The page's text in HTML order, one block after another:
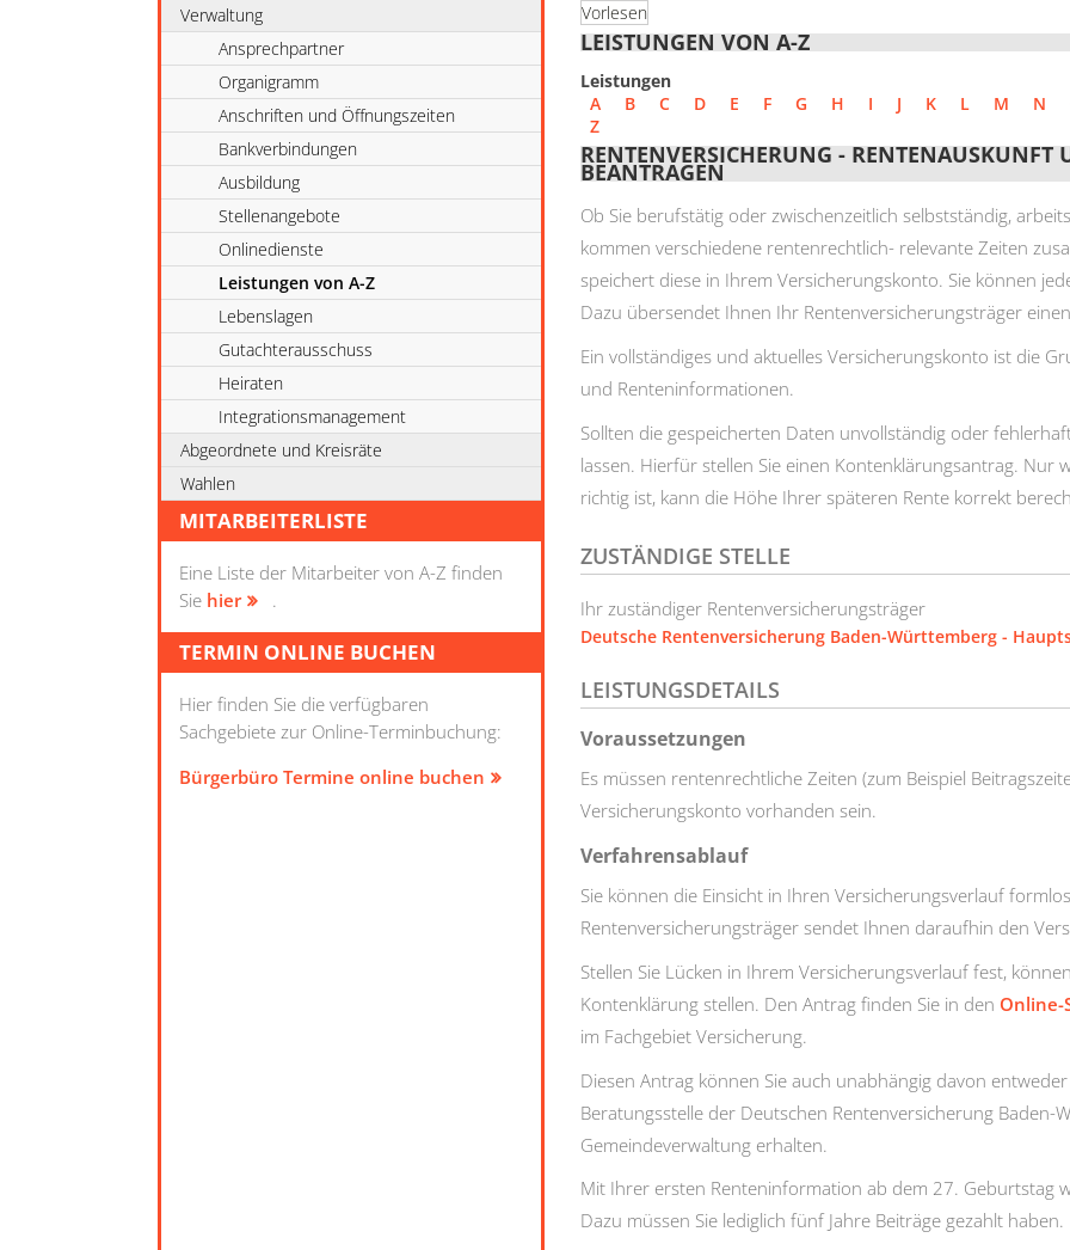
Verwaltung
Ansprechpartner
Organigramm
Anschriften und Öffnungszeiten
Bankverbindungen
Ausbildung
Stellenangebote
Onlinedienste
Leistungen von A-Z
Lebenslagen
Gutachterausschuss
Heiraten
Integrationsmanagement
Abgeordnete und Kreisräte
Wahlen
MITARBEITERLISTE
Eine Liste der Mitarbeiter von A-Z finden
Sie hier .
TERMIN ONLINE BUCHEN
Hier finden Sie die verfügbaren
Sachgebiete zur Online-Terminbuchung:
Bürgerbüro Termine online buchen
Vorlesen
LEISTUNGEN VON A-Z
Leistungen
A
B C D E F G H I J K L M N
Z
RENTENVERSICHERUNG - RENTENAUSKUNFT
BEANTRAGEN
Ob Sie berufstätig oder zwischenzeitlich selbstständig,
kommen verschiedene rentenrechtlich- relevante Zeiten
speichert diese in Ihrem Versicherungskonto. Sie können
Dazu übersendet Ihnen Ihr Rentenversicherungsträger einen
Ein vollständiges und aktuelles Versicherungskonto ist die
und Renteninformationen.
Sollten die gespeicherten Daten unvollständig oder
lassen. Hierfür stellen Sie einen Kontenklärungsantrag. Nur
richtig ist, kann die Höhe Ihrer späteren Rente korrekt
ZUSTÄNDIGE STELLE
Ihr zuständiger Rentenversicherungsträger
Deutsche Rentenversicherung Baden-Württemberg -
LEISTUNGSDETAILS
Voraussetzungen
Es müssen rentenrechtliche Zeiten (zum Beispiel
Versicherungskonto vorhanden sein.
Verfahrensablauf
Sie können die Einsicht in Ihren Versicherungsverlauf
Rentenversicherungsträger sendet Ihnen daraufhin den
Stellen Sie Lücken in Ihrem Versicherungsverlauf fest,
Kontenklärung stellen. Den Antrag finden Sie in den Online-
im Fachgebiet Versicherung.
Diesen Antrag können Sie auch unabhängig davon
Beratungsstelle der Deutschen Rentenversicherung Baden-
Gemeindeverwaltung erhalten.
Mit Ihrer ersten Renteninformation ab dem 27. Geburtstag
Dazu müssen Sie lediglich fünf Jahre Beiträge gezahlt haben.